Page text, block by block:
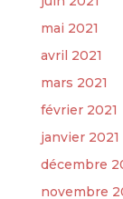
mai 2021
avril 2021
mars 2021
février 2021
janvier 2021
décembre
novembre